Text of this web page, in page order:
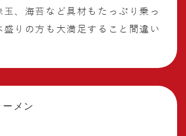
玉、海苔など具材もたっぷり乗っ
盛りの方も大満足すること間違い